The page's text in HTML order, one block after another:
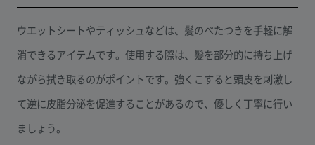
ウエットシートやティッシュなどは、髪のべたつきを手軽に解
消できるアイテムです。使用する際は、髪を部分的に持ち上げ
ながら拭き取るのがポイントです。強くこすると頭皮を刺激し
て逆に皮脂分泌を促進することがあるので、優しく丁寧に行い
ましょう。